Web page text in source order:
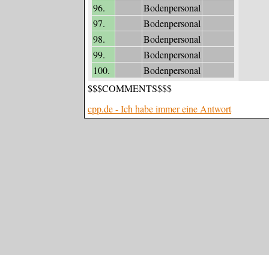
96.
Bodenpersonal
97.
Bodenpersonal
98.
Bodenpersonal
99.
Bodenpersonal
100.
Bodenpersonal
$$$COMMENTS$$$
cpp.de - Ich habe immer eine Antwort